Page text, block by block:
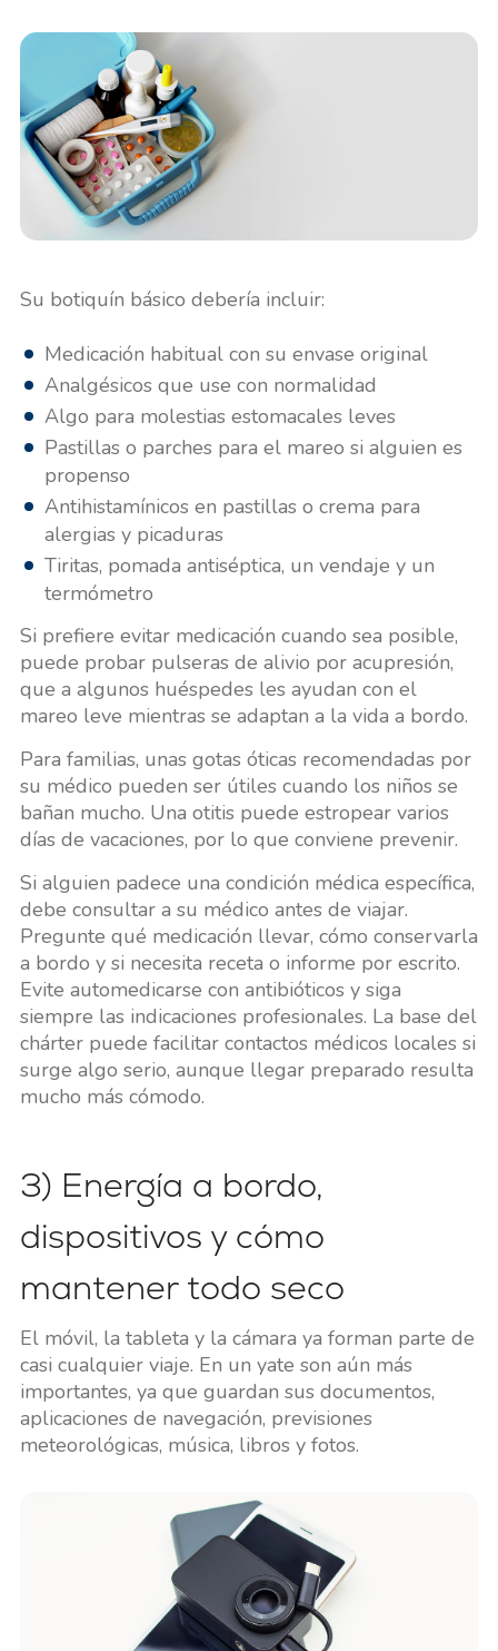
Su botiquín básico debería incluir:
Medicación habitual con su envase original
Analgésicos que use con normalidad
Algo para molestias estomacales leves
Pastillas o parches para el mareo si alguien es
propenso
Antihistamínicos en pastillas o crema para
alergias y picaduras
Tiritas, pomada antiséptica, un vendaje y un
termómetro
Si prefiere evitar medicación cuando sea posible,
puede probar pulseras de alivio por acupresión,
que a algunos huéspedes les ayudan con el
mareo leve mientras se adaptan a la vida a bordo.
Para familias, unas gotas óticas recomendadas por
su médico pueden ser útiles cuando los niños se
bañan mucho. Una otitis puede estropear varios
días de vacaciones, por lo que conviene prevenir.
Si alguien padece una condición médica específica,
debe consultar a su médico antes de viajar.
Pregunte qué medicación llevar, cómo conservarla
a bordo y si necesita receta o informe por escrito.
Evite automedicarse con antibióticos y siga
siempre las indicaciones profesionales. La base del
chárter puede facilitar contactos médicos locales si
surge algo serio, aunque llegar preparado resulta
mucho más cómodo.
3) Energía a bordo,
dispositivos y cómo
mantener todo seco
El móvil, la tableta y la cámara ya forman parte de
casi cualquier viaje. En un yate son aún más
importantes, ya que guardan sus documentos,
aplicaciones de navegación, previsiones
meteorológicas, música, libros y fotos.